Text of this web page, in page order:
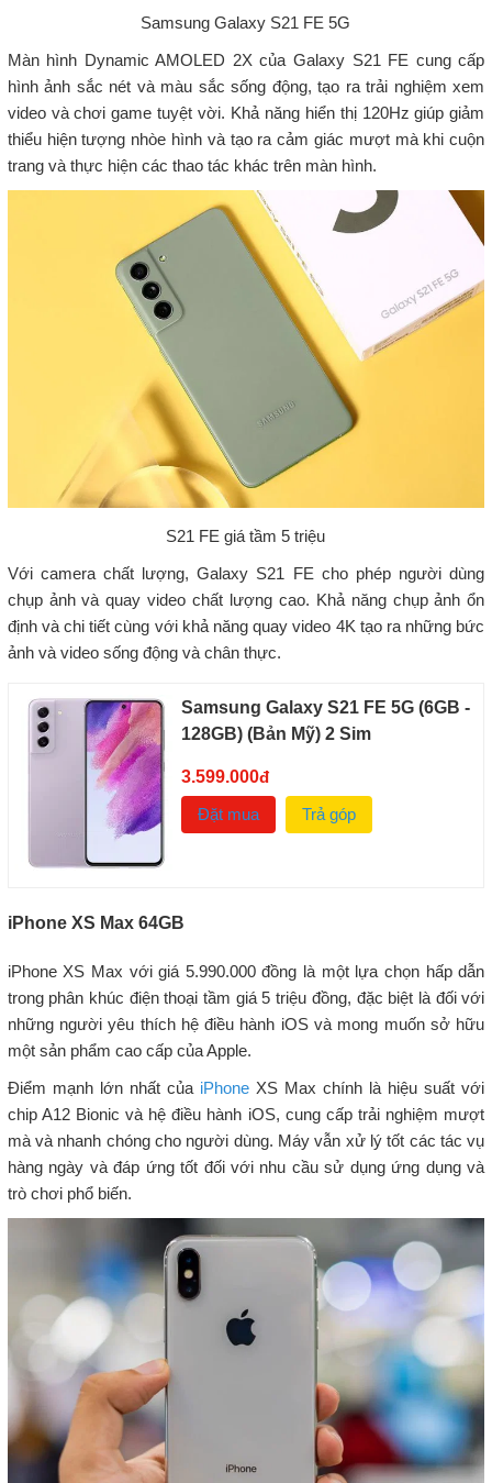
Samsung Galaxy S21 FE 5G
Màn hình Dynamic AMOLED 2X của Galaxy S21 FE cung cấp
hình ảnh sắc nét và màu sắc sống động, tạo ra trải nghiệm xem
video và chơi game tuyệt vời. Khả năng hiển thị 120Hz giúp giảm
thiểu hiện tượng nhòe hình và tạo ra cảm giác mượt mà khi cuộn
trang và thực hiện các thao tác khác trên màn hình.
S21 FE giá tầm 5 triệu
Với camera chất lượng, Galaxy S21 FE cho phép người dùng
chụp ảnh và quay video chất lượng cao. Khả năng chụp ảnh ổn
định và chi tiết cùng với khả năng quay video 4K tạo ra những bức
ảnh và video sống động và chân thực.
Samsung Galaxy S21 FE 5G (6GB -
128GB) (Bản Mỹ) 2 Sim
3.599.000đ
Đặt mua
Trả góp
iPhone XS Max 64GB
iPhone XS Max với giá 5.990.000 đồng là một lựa chọn hấp dẫn
trong phân khúc điện thoại tầm giá 5 triệu đồng, đặc biệt là đối với
những người yêu thích hệ điều hành iOS và mong muốn sở hữu
một sản phẩm cao cấp của Apple.
Điểm mạnh lớn nhất của iPhone XS Max chính là hiệu suất với
chip A12 Bionic và hệ điều hành iOS, cung cấp trải nghiệm mượt
mà và nhanh chóng cho người dùng. Máy vẫn xử lý tốt các tác vụ
hàng ngày và đáp ứng tốt đối với nhu cầu sử dụng ứng dụng và
trò chơi phổ biến.